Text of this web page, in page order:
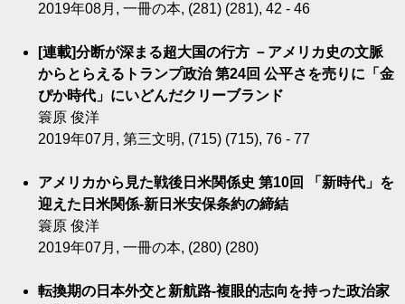
2019年08月, 一冊の本, (281) (281), 42 - 46
[連載]分断が深まる超大国の行方 －アメリカ史の文脈
からとらえるトランプ政治 第24回 公平さを売りに「金
ぴか時代」にいどんだクリーブランド
簑原 俊洋
2019年07月, 第三文明, (715) (715), 76 - 77
アメリカから見た戦後日米関係史 第10回 「新時代」を
迎えた日米関係-新日米安保条約の締結
簑原 俊洋
2019年07月, 一冊の本, (280) (280)
転換期の日本外交と新航路-複眼的志向を持った政治家